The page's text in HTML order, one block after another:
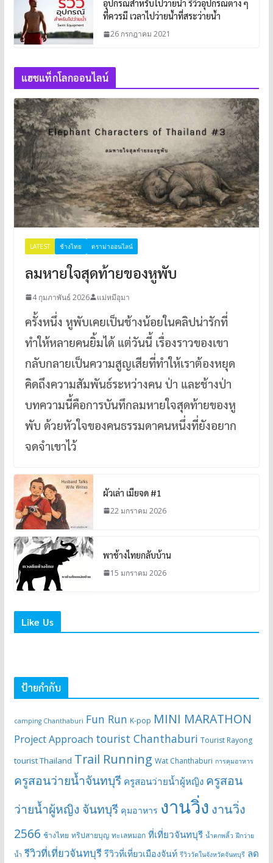
อุปกรณ์สำหรับไปว่ายน้ำ รีวิวอุปกรณ์ต่าง ๆ
ที่ควรมี เวลาไปว่ายน้ำที่สระว่ายน้ำ
26 กรกฎาคม 2021
แฮชแท็กโลกออนไลน์
LATEST ช้างไทย ดราม่าออนไลน์
ลมหายใจสุดท้ายของหูพับ
4 กุมภาพันธ์ 2026 แม่หมีอุมา
ครั้งหนึ่ง หูพับเคยเป็นช้างน้อยในคลิปน่ารักที่
ทำให้หลายคนยิ้มได้ แต่วันนี้ เรื่องราวของเขา
กลับกลายเป็นความสูญเสียที่ทำให้เราต้องหยุด
คิดถึงความสัมพันธ์ระหว่างคน ป่า และช้างป่า
บทความนี้คือการบันทึกลมหายใจสุดท้ายของหู
พับ ด้วยหัวใจของคนธรรมดาคนหนึ่งที่ยังอยาก
จดจำเขาไว้
ผัวเล่า เมียจด #1
22 มกราคม 2026
พาช้างไทยกลับบ้าน
15 มกราคม 2026
Like Us
ป้ายกำกับ
camping Chanthaburi Fun Run K-pop MINI MARATHON
Project Approach tourist Chanthaburi Tourist Rayong
tourist Thailand Trail Running Wat Chanthaburi การคุมอาหาร
ครูสอนว่ายน้ำจันทบุรี ครูสอนว่ายน้ำผู้หญิง ครูสอน
ว่ายน้ำผู้หญิง จันทบุรี คุมอาหาร งานวิ่ง งานวิ่ง
2566 ช้างไทย ทริปสายบุญ ทะเลหมอก ที่เที่ยวจันทบุรี น้ำตกพลิ้ว ฝึกว่าย
น้ำ รีวิวที่เที่ยวจันทบุรี รีวิวที่เที่ยวเมืองจันท์ รีวิววัดในจังหวัดจันทบุรี ลด